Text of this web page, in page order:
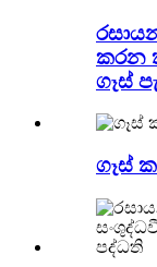
කරන
ගෑස්
ගෑස්